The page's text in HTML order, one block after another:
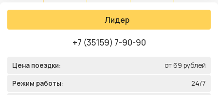
Лидер
+7 (35159) 7-90-90
Цена поездки: от 69 рублей
Режим работы: 24/7